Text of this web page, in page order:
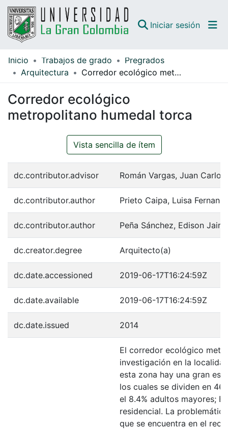
Iniciar sesión
Comunidades
Guías
Inicio Trabajos de grado
Pregrados
Arquitectura
Corredor ecológico metropolitano humedal torca
Corredor ecológico
metropolitano humedal torca
Vista sencilla de ítem
dc.contributor.advisor Román Vargas, Juan Carlos
dc.contributor.author Prieto Caipa, Luisa
dc.contributor.author Peña Sánchez, Edison Jair
dc.creator.degree Arquitecto(a)
dc.date.accessioned 2019-06-17T16:24:59Z
dc.date.available 2019-06-17T16:24:59Z
dc.date.issued 2014
El corredor ecológico
investigación en la
esta zona hay una gran
los cuales se dividen en
el 8.4% adultos mayores;
residencial. La
que se encuentra en el